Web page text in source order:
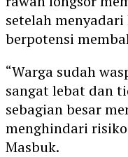
setelah
berpotensi
“Warga sudah
sangat lebat dan
sebagian besar
menghindari
Masbuk.